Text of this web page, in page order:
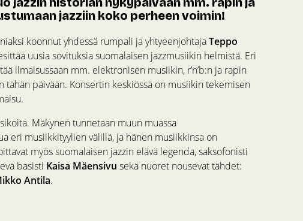
jazziin koko perheen voimin!
koonnut yhdessä rumpali ja yhtyeenjohtajaTeppo
uusia sovituksia suomalaisen jazzmusiikin helmistä. Eri
ilmaisussaan mm. elektronisen musiikin, r’n’b:n ja rapin
päivään. Konsertin keskiössä on musiikin tekemisen
Mäkynen tunnetaan muun muassa
eri musiikkityylien välillä, ja hänen musiikkinsa on
myös suomalaisen jazzin elävä legenda, saksofonisti
basisti Kaisa Mäensivu sekä nuoret nousevat tähdet:
Antila.